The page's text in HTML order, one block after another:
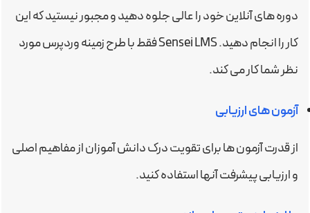
دوره های آنلاین خود را عالی جلوه دهید و مجبور نیستید که این
کار را انجام دهید. Sensei LMS فقط با طرح زمینه وردپرس مورد
نظر شما کار می کند.
آزمون های ارزیابی
از قدرت آزمون ها برای تقویت درک دانش آموزان از مفاهیم اصلی
و ارزیابی پیشرفت آنها استفاده کنید.